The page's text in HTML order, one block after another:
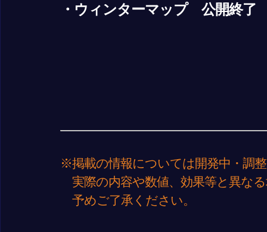
・ウィンターマップ 公開終了
※掲載の情報については開発中・調
実際の内容や数値、効果等と異な
予めご了承ください。